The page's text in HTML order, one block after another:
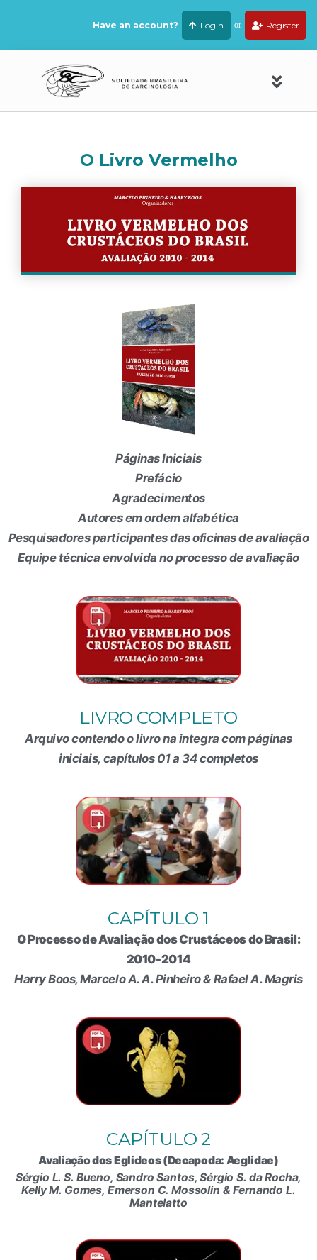
Have an account? Login or Register
O Livro Vermelho
Páginas Iniciais
Prefácio
Agradecimentos
Autores em ordem alfabética
Pesquisadores participantes das oficinas de avaliação
Equipe técnica envolvida no processo de avaliação
LIVRO COMPLETO
Arquivo contendo o livro na integra com páginas
iniciais, capítulos 01 a 34 completos
CAPÍTULO 1
O Processo de Avaliação dos Crustáceos do Brasil:
2010-2014
Harry Boos, Marcelo A. A. Pinheiro & Rafael A. Magris
CAPÍTULO 2
Avaliação dos Eglídeos (Decapoda: Aeglidae)
Sérgio L. S. Bueno, Sandro Santos, Sérgio S. da Rocha,
Kelly M. Gomes, Emerson C. Mossolin & Fernando L.
Mantelatto